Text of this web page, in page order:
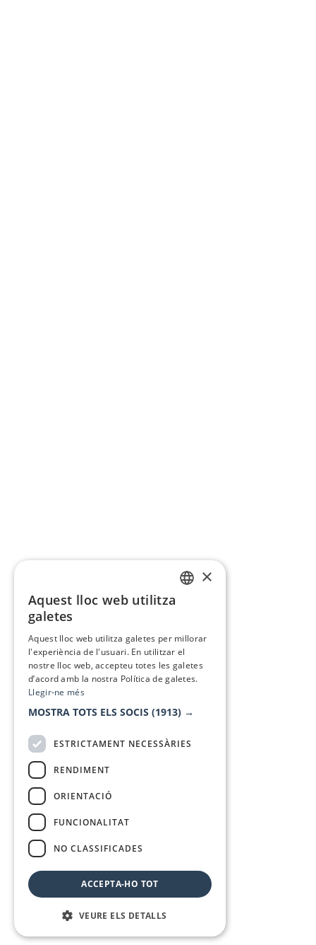
×
Aquest lloc web utilitza
galetes
Aquest lloc web utilitza galetes per millorar
l'experiència de l'usuari. En utilitzar el
nostre lloc web, accepteu totes les galetes
d’acord amb la nostra Política de galetes.
Llegir-ne més
MOSTRA TOTS ELS SOCIS (1913) →
ESTRICTAMENT NECESSÀRIES
RENDIMENT
ORIENTACIÓ
FUNCIONALITAT
NO CLASSIFICADES
ACCEPTA-HO TOT
VEURE ELS DETALLS